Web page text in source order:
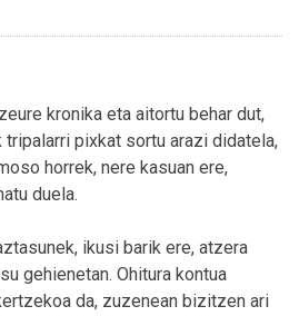
kronika eta aitortu behar dut,
tripalarri pixkat sortu arazi didatela,
horrek, nere kasuan ere,
duela.
ikusi barik ere, atzera
gehienetan. Ohitura kontua
da, zuzenean bizitzen ari